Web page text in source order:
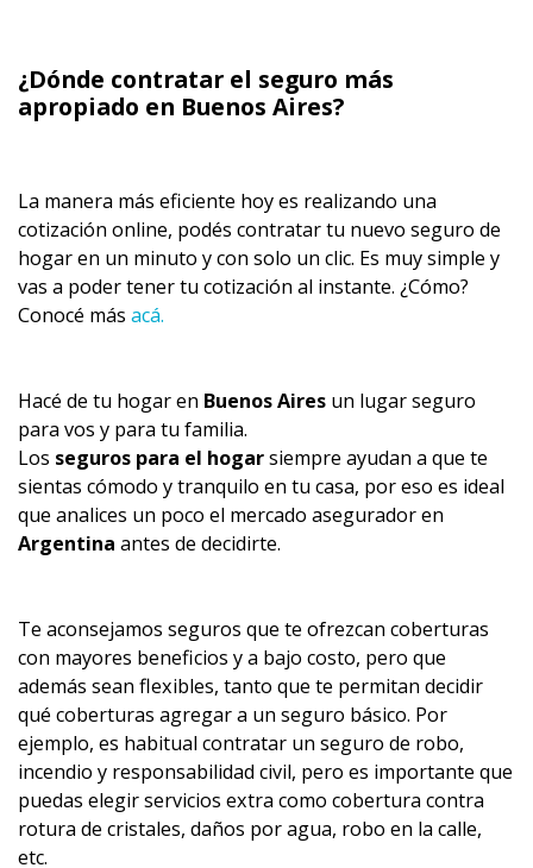
¿Dónde contratar el seguro más
apropiado en Buenos Aires?
La manera más eficiente hoy es realizando una
cotización online, podés contratar tu nuevo seguro de
hogar en un minuto y con solo un clic. Es muy simple y
vas a poder tener tu cotización al instante. ¿Cómo?
Conocé más acá.
Hacé de tu hogar en Buenos Aires un lugar seguro
para vos y para tu familia.
Los seguros para el hogarsiempre ayudan a que te
sientas cómodo y tranquilo en tu casa, por eso es ideal
que analices un poco el mercado asegurador en
Argentina antes de decidirte.
Te aconsejamos seguros que te ofrezcan coberturas
con mayores beneficios y a bajo costo, pero que
además sean flexibles, tanto que te permitan decidir
qué coberturas agregar a un seguro básico. Por
ejemplo, es habitual contratar un seguro de robo,
incendio y responsabilidad civil, pero es importante que
puedas elegir servicios extra como cobertura contra
rotura de cristales, daños por agua, robo en la calle,
etc.